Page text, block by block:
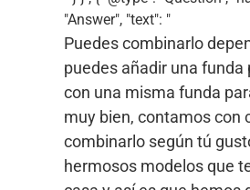
"Answer", "text": "
Puedes combinarlo
puedes añadir una
con una misma funda
muy bien, contamos con
combinarlo según tú
hermosos modelos que